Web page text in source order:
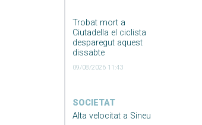
Trobat mort a
Ciutadella el ciclista
desparegut aquest
dissabte
09/08/2026 11:43
SOCIETAT
Alta velocitat a Sineu